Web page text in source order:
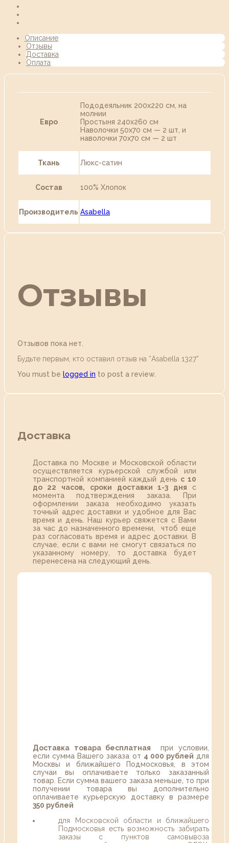
Описание
Отзывы
Доставка
Оплата
Евро
Пододеяльник 200х220 см, на
молнии
Простыня 240х260 см
Наволочки 50х70 см — 2 шт, и
наволочки 70х70 см — 2 шт
Ткань Люкс-сатин
Состав 100% Хлопок
Производитель Asabella
Отзывы
Отзывов пока нет.
Будьте первым, кто оставил отзыв на “Аsabella 1327”
You must be logged in to post a review.
Доставка
Доставка по Москве и Московской области
осуществляется курьерской службой или
транспортной компанией каждый день с 10
до 22 часов,
сроки доставки 1-3 дня с
момента подтверждения заказа. При
оформлении заказа необходимо указать
точный адрес доставки и удобное для Вас
время и день. Наш курьер свяжется с Вами
за час до назначенного времени, чтоб еще
раз согласовать время и адрес доставки. В
случае, если с вами не смогут связаться по
указанному номеру, то доставка будет
перенесена на следующий день.
Доставка товара бесплатная при условии,
если сумма Вашего заказа от 4 000 рублей для
Москвы и ближайшего Подмосковья, в этом
случаи вы оплачиваете только заказанный
товар. Если сумма вашего заказа меньше, то при
получении товара вы дополнительно
оплачиваете курьерскую доставку в размере
350 рублей
для Московской области и ближайшего
Подмосковья есть возможность забирать
заказы с пунктов самовывоза